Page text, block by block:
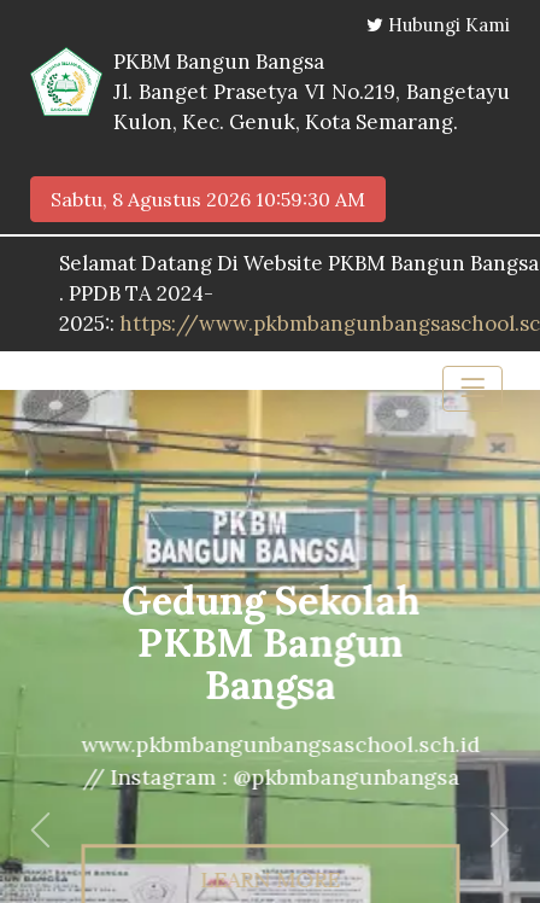
Hubungi Kami
PKBM Bangun Bangsa
Jl. Banget Prasetya VI No.219, Bangetayu
Kulon, Kec. Genuk, Kota Semarang.
Sabtu, 8 Agustus 2026 10:59:31 AM
Datang Di Website PKBM Bangun Bangsa
TA 2024-
https://www.pkbmbangunbangsaschool.sch.id/
Gedung Sekolah
PKBM Bangun
Bangsa
www.pkbmbangunbangsaschool.sch.id
// Instagram : @pkbmbangunbangsa
LEARN MORE
Previous